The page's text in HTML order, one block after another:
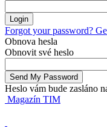
Forgot your password?
Obnova hesla
Obnovit své heslo
Heslo vám bude zasláno
Magazín TIM